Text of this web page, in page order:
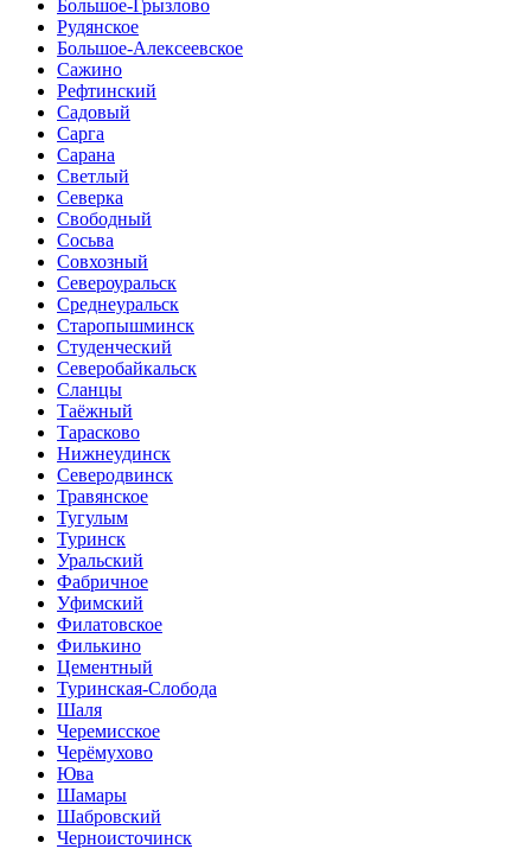
Большое-Грызлово
Рудянское
Большое-Алексеевское
Сажино
Рефтинский
Садовый
Сарга
Сарана
Светлый
Северка
Свободный
Сосьва
Совхозный
Североуральск
Среднеуральск
Старопышминск
Студенческий
Северобайкальск
Сланцы
Таёжный
Тарасково
Нижнеудинск
Северодвинск
Травянское
Тугулым
Туринск
Уральский
Фабричное
Уфимский
Филатовское
Филькино
Цементный
Туринская-Слобода
Шаля
Черемисское
Черёмухово
Юва
Шамары
Шабровский
Черноисточинск